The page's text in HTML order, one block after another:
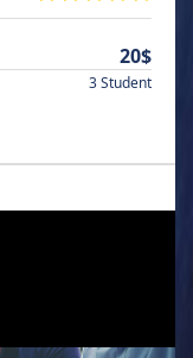
20$
3 Student